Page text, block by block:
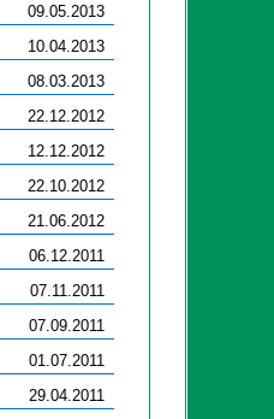
09.05.2013
10.04.2013
08.03.2013
22.12.2012
12.12.2012
22.10.2012
21.06.2012
06.12.2011
07.11.2011
07.09.2011
01.07.2011
29.04.2011